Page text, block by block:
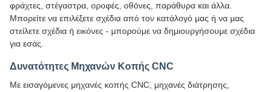
φράχτες, στέγαστρα, οροφές, οθόνες, παράθυρα και άλλα.
Μπορείτε να επιλέξετε σχέδια από τον κατάλογό μας ή να μας
στείλετε σχέδια ή εικόνες - μπορούμε να δημιουργήσουμε σχέδια
για εσάς.
Δυνατότητες Μηχανών Κοπής CNC
Με εισαγόμενες μηχανές κοπής CNC, μηχανές διάτρησης,